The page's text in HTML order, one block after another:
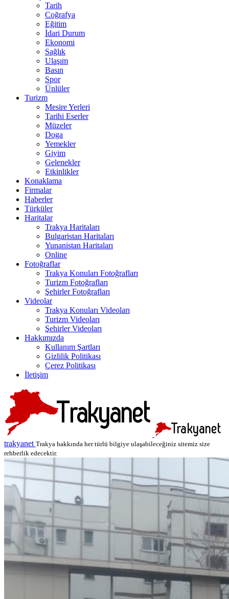
Tarih
Coğrafya
Eğitim
İdari Durum
Ekonomi
Sağlık
Ulaşım
Basın
Spor
Ünlüler
Turizm
Mesire Yerleri
Tarihi Eserler
Müzeler
Doga
Yemekler
Giyim
Gelenekler
Etkinlikler
Konaklama
Firmalar
Haberler
Türküler
Haritalar
Trakya Haritaları
Bulgaristan Haritaları
Yunanistan Haritaları
Online
Fotoğraflar
Trakya Konuları Fotoğrafları
Turizm Fotoğrafları
Şehirler Fotoğrafları
Videolar
Trakya Konuları Videoları
Turizm Videoları
Şehirler Videoları
Hakkımızda
Kullanım Şartları
Gizlilik Politikası
Çerez Politikası
İletişim
trakyanet Trakya hakkında her türlü bilgiye ulaşabileceğiniz sitemiz size
rehberlik edecektir.